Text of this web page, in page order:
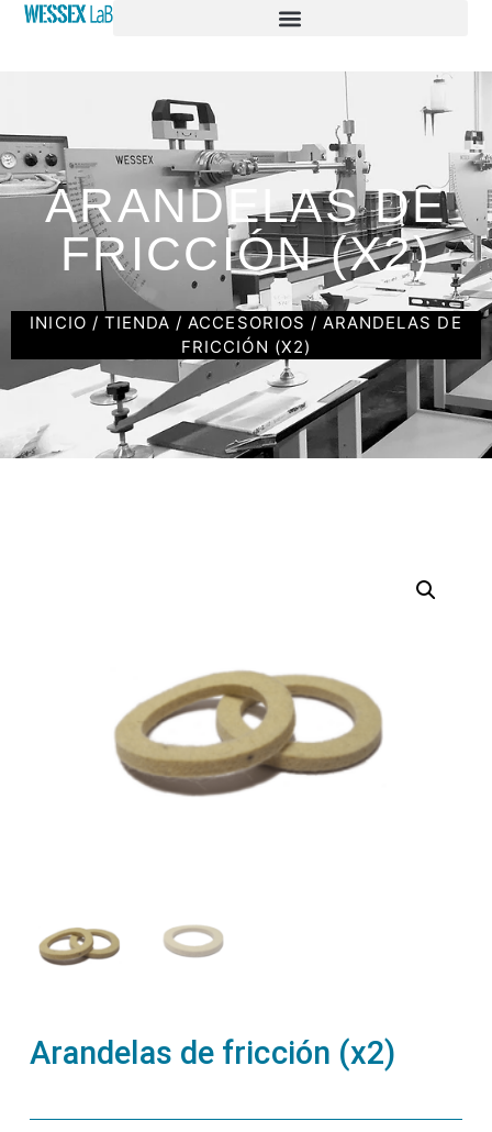
ARANDELAS DE
FRICCIÓN (X2)
INICIO / TIENDA /ACCESORIOS / ARANDELAS DE
FRICCIÓN (X2)
Arandelas de fricción (x2)